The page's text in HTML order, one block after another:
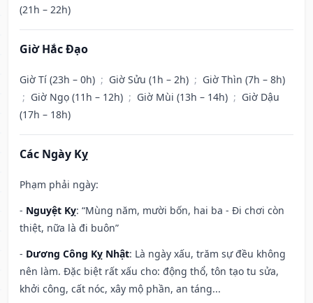
(21h – 22h)
Giờ Hắc Đạo
Giờ Tí (23h – 0h) ; Giờ Sửu (1h – 2h) ; Giờ Thìn (7h – 8h)
; Giờ Ngọ (11h – 12h) ; Giờ Mùi (13h – 14h) ; Giờ Dậu
(17h – 18h)
Các Ngày Kỵ
Phạm phải ngày:
- Nguyệt Kỵ: “Mùng năm, mười bốn, hai ba - Đi chơi còn
thiệt, nữa là đi buôn”
- Dương Công Kỵ Nhật: Là ngày xấu, trăm sự đều không
nên làm. Đặc biệt rất xấu cho: động thổ, tôn tạo tu sửa,
khởi công, cất nóc, xây mộ phần, an táng...